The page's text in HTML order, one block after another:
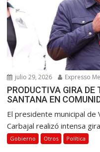
julio 29, 2026 Expresso
PRODUCTIVA GIRA
SANTANA EN
El presidente municipal de
Carbajal realizó intensa
Gobierno Otros Política